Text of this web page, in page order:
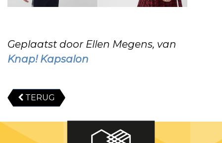
Geplaatst door Ellen Megens, van
Knap! Kapsalon
TERUG